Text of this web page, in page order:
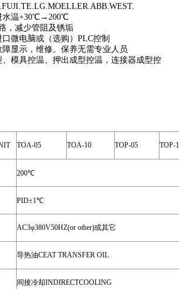
水温+30℃→200℃
，减少管阻及锈垢
微电脑或（选购）PLC控制
显示，维修。保养无需专业人员
、模具控温、押出成型控温，连接器成型控
TOA-05 TOA-10 TOP-05 TOP-10
200℃
PID±1℃
AC3φ380V50HZ(or other)或其它
导热油CEAT TRANSFER OIL
间接冷却INDIRECTCOOLING